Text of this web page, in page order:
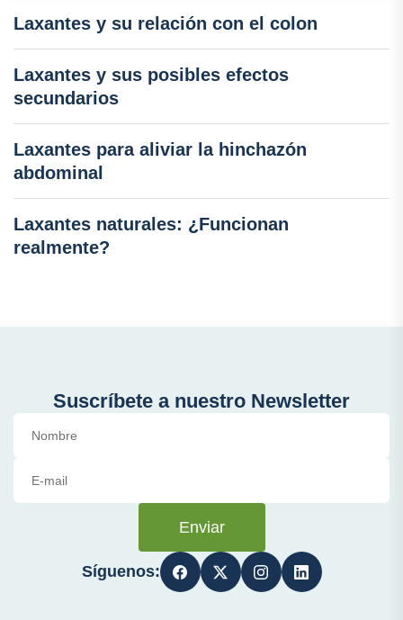
Laxantes y su relación con el colon
Laxantes y sus posibles efectos
secundarios
Laxantes para aliviar la hinchazón
abdominal
Laxantes naturales: ¿Funcionan
realmente?
Suscríbete a nuestro Newsletter
Enviar
Síguenos: